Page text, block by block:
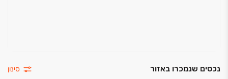
נכסים שנמכרו באזור סינון